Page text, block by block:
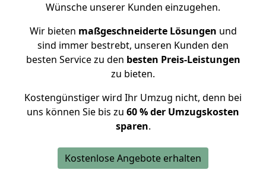
Wünsche unserer Kunden einzugehen.
Wir bieten maßgeschneiderte Lösungen und
sind immer bestrebt, unseren Kunden den
besten Service zu den besten Preis-Leistungen
zu bieten.
Kostengünstiger wird Ihr Umzug nicht, denn bei
uns können Sie bis zu 60 % der Umzugskosten
sparen.
Kostenlose Angebote erhalten